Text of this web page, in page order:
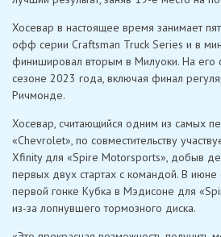
Хосевар в настоящее время занимает
офф серии Craftsman Truck Series и в
финишировал вторым в Милуоки. На его
сезоне 2023 года, включая финал
Ричмонде.
Хосевар, считающийся одним из самых
«Chevrolet», по совместительству
Xfinity для «Spire Motorsports», добыв
первых двух стартах с командой. В июне
первой гонке Кубка в Мэдисоне для
из-за лопнувшего тормозного диска.